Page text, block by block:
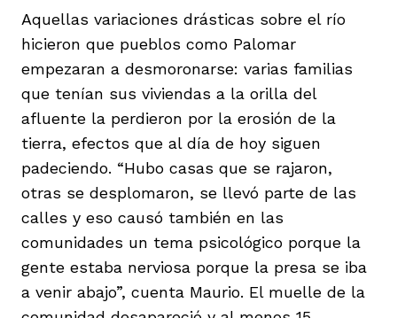
Aquellas variaciones drásticas sobre el río
hicieron que pueblos como Palomar
empezaran a desmoronarse: varias familias
que tenían sus viviendas a la orilla del
afluente la perdieron por la erosión de la
tierra, efectos que al día de hoy siguen
padeciendo. “Hubo casas que se rajaron,
otras se desplomaron, se llevó parte de las
calles y eso causó también en las
comunidades un tema psicológico porque la
gente estaba nerviosa porque la presa se iba
a venir abajo”, cuenta Maurio. El muelle de la